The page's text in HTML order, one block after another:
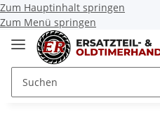
Zum Hauptinhalt springen
Zum Menü springen